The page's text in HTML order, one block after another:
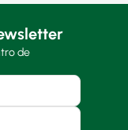
de